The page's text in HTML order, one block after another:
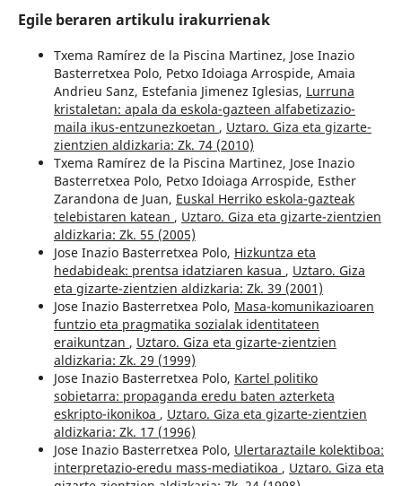
Egile beraren artikulu irakurrienak
Txema Ramírez de la Piscina Martinez, Jose Inazio
Basterretxea Polo, Petxo Idoiaga Arrospide, Amaia
Andrieu Sanz, Estefania Jimenez Iglesias, Lurruna
kristaletan: apala da eskola-gazteen alfabetizazio-
maila ikus-entzunezkoetan , Uztaro. Giza eta gizarte-
zientzien aldizkaria: Zk. 74 (2010)
Txema Ramírez de la Piscina Martinez, Jose Inazio
Basterretxea Polo, Petxo Idoiaga Arrospide, Esther
Zarandona de Juan, Euskal Herriko eskola-gazteak
telebistaren katean , Uztaro. Giza eta gizarte-zientzien
aldizkaria: Zk. 55 (2005)
Jose Inazio Basterretxea Polo, Hizkuntza eta
hedabideak: prentsa idatziaren kasua , Uztaro. Giza
eta gizarte-zientzien aldizkaria: Zk. 39 (2001)
Jose Inazio Basterretxea Polo, Masa-komunikazioaren
funtzio eta pragmatika sozialak identitateen
eraikuntzan , Uztaro. Giza eta gizarte-zientzien
aldizkaria: Zk. 29 (1999)
Jose Inazio Basterretxea Polo, Kartel politiko
sobietarra: propaganda eredu baten azterketa
eskripto-ikonikoa , Uztaro. Giza eta gizarte-zientzien
aldizkaria: Zk. 17 (1996)
Jose Inazio Basterretxea Polo, Ulertaraztaile kolektiboa:
interpretazio-eredu mass-mediatikoa , Uztaro. Giza eta